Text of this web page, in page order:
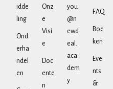
idde
ling
Ond
erha
ndel
en
Onz
e
Visi
e
Doc
ente
n
you
@n
ewd
eal.
aca
dem
y
FAQ
Boe
ken
Eve
nts
&